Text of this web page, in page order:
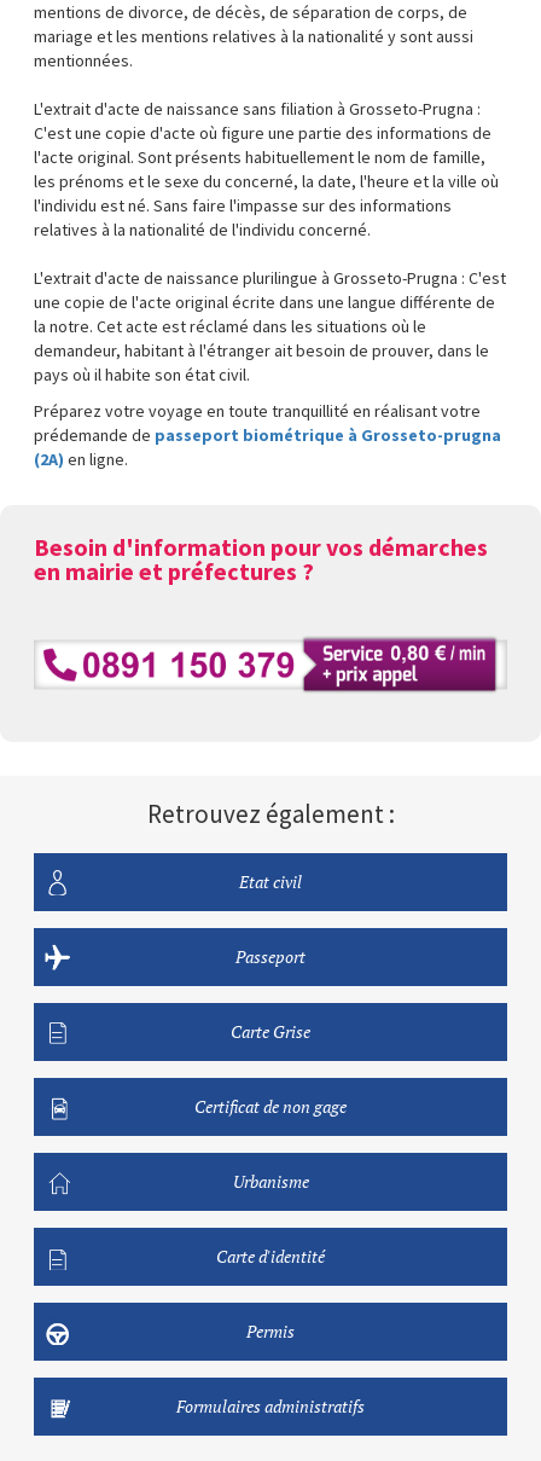
mentions de divorce, de décès, de séparation de corps, de
mariage et les mentions relatives à la nationalité y sont aussi
mentionnées.
L'extrait d'acte de naissance sans filiation à Grosseto-Prugna :
C'est une copie d'acte où figure une partie des informations de
l'acte original. Sont présents habituellement le nom de famille,
les prénoms et le sexe du concerné, la date, l'heure et la ville où
l'individu est né. Sans faire l'impasse sur des informations
relatives à la nationalité de l'individu concerné.
L'extrait d'acte de naissance plurilingue à Grosseto-Prugna : C'est
une copie de l'acte original écrite dans une langue différente de
la notre. Cet acte est réclamé dans les situations où le
demandeur, habitant à l'étranger ait besoin de prouver, dans le
pays où il habite son état civil.
Préparez votre voyage en toute tranquillité en réalisant votre
prédemande de passeport biométrique à Grosseto-prugna
(2A) en ligne.
Besoin d'information pour vos démarches
en mairie et préfectures ?
Retrouvez également :
Etat civil
Passeport
Carte Grise
Certificat de non gage
Urbanisme
Carte d'identité
Permis
Formulaires administratifs